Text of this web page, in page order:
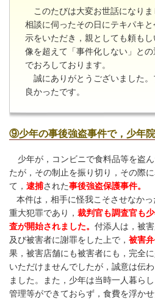
このたびは大変お世話になりま
相談に伺ったその日にテキパキ
示をいただき，親としても頼も
像を超えて「事件化しない」と
でおろしております。
誠にありがとうございました。
良かったです。
⑨少年の事後強盗事件で，少年
少年が，コンビニで食料品等を盗
たが，その制止を振り切り，その際
て， 逮捕された事後強盗保護事件。
本件は，相手に怪我こそさせなか
重大犯罪であり， 裁判官も調査官も
査が開始されました。 付添人は，被
及び被害者に謝罪をした上で， 被害
果，被害店舗にも被害者にも，完全
いただけませんでしたが，誠意は伝
ました。また，少年は当時一人暮ら
管理等ができておらず，食費を浮か